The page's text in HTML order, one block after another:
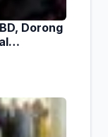
Dorong